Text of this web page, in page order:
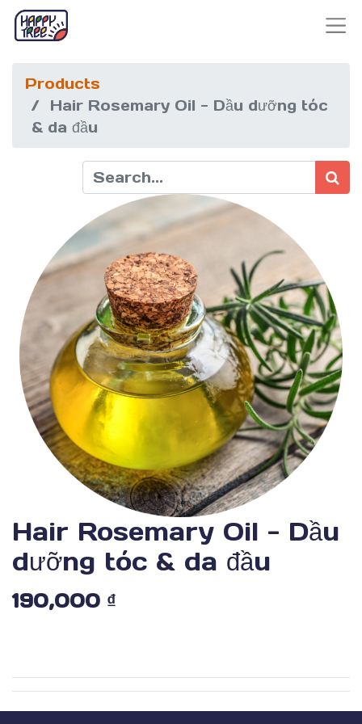
Products
Hair Rosemary Oil - Dầu dưỡng tóc
& da đầu
Hair Rosemary Oil - Dầu
dưỡng tóc & da đầu
190,000 ₫